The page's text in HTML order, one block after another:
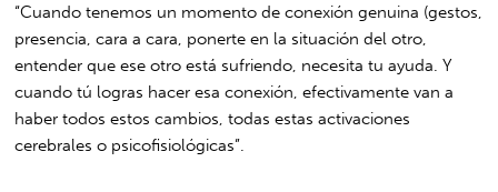
“Cuando tenemos un momento de conexión genuina (gestos,
presencia, cara a cara, ponerte en la situación del otro,
entender que ese otro está sufriendo, necesita tu ayuda. Y
cuando tú logras hacer esa conexión, efectivamente van a
haber todos estos cambios, todas estas activaciones
cerebrales o psicofisiológicas”.